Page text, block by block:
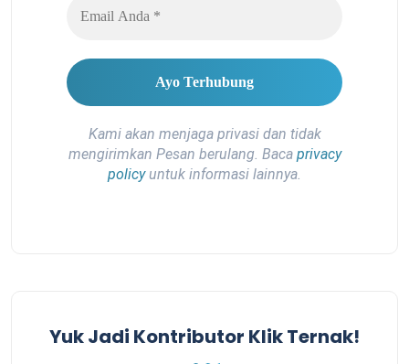
Kami akan menjaga privasi dan tidak
mengirimkan Pesan berulang. Baca privacy
policyuntuk informasi lainnya.
Yuk Jadi Kontributor Klik Ternak!